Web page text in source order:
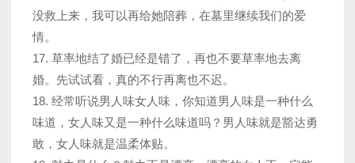
没救上来，我可以再给她陪葬，在墓里继续我们的爱
情。
17. 草率地结了婚已经是错了，再也不要草率地去离
婚。先试试看，真的不行再离也不迟。
18. 经常听说男人味女人味，你知道男人味是一种什么
味道，女人味又是一种什么味道吗？男人味就是豁达勇
敢，女人味就是温柔体贴。